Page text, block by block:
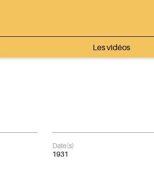
Les vidéos
Date(s)
1931